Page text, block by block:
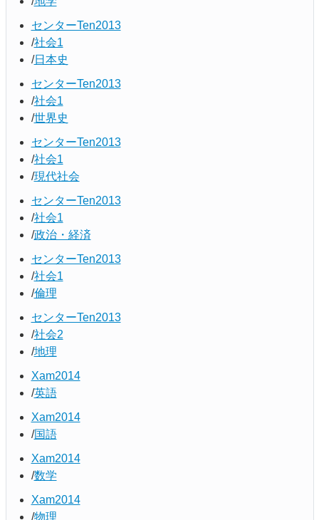
センターTen2013
社会1
日本史
センターTen2013
社会1
世界史
センターTen2013
社会1
現代社会
センターTen2013
社会1
政治・経済
センターTen2013
社会1
倫理
センターTen2013
社会2
地理
Xam2014
英語
Xam2014
国語
Xam2014
数学
Xam2014
物理